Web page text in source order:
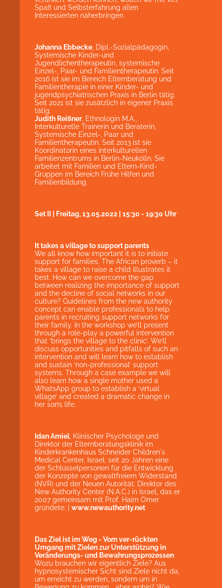
Spaß und Selbsterfahrung allen
Interessierten näherbringen.
Johanna Ebbecke, Dipl.-Sozialpädagogin,
Systemische Kinder-und
Jugendlichentherapeutin, systemische
Einzel-, Paar- und Familientherapeutin. Seit
2016 ist sie im Bereich Elternberatung und
Familientherapie in einer Kinder- und
jugendpsychiatrischen Praxis in Berlin tätig.
Seit 2021 ist sie zusätzlich in eigener Praxis
tätig.
Judith Reißner, Ethnologin M.A.,
Interkulturelle Trainerin und Beraterin,
Systemische Einzel-, Paar und
Familientherapeutin. Seit 2013 ist sie
Koordinatorin eines interkulturellen
Familienzentrums in Berlin-Neukölln. Sie
arbeitet mit Familien und Eltern-Kind-
Gruppen im Bereich Frühe Hilfen und
Familienbildung.
Set II | Freitag, 13.05.2022 | 15:30 - 19:30 Uhr
It takes a village to support parents
We all know how important it is to initiate
support for families. The African proverb – it
takes a village to raise a child illustrates it
best. How can we overcome the gap
between realizing the importance of support
and the decline of social networks in our
culture? Guidelines from the new authority
concept can enable professionals to help
parents in recruiting support networks for
their family. In the workshop we’ll present
through a role-play a powerful intervention
that ‘brings the village to the clinic’. We’ll
discuss opportunities and pitfalls of such an
intervention and will learn how to establish
and sustain ‘non-professional’ support
systems. Through a case example we will
also learn how a single mother used a
WhatsApp group to establish a ‘virtual
village’ and created a dramatic change in
her son’s life.
Idan Amiel, Klinischer Psychologe und
Direktor der Elternberatungsklinik im
Kinderkrankenhaus Schneider Children`s
Medical Center, Israel; seit 20 Jahren eine
der Schlüsselpersonen für die Entwicklung
der Konzepte von gewaltfreiem Widerstand
(NVR) und der Neuen Autorität; Direktor des
New Authority Center (N.A.C.) in Israel, das er
2007 gemeinsam mit Prof. Haim Omer
gründete. | www.newauthority.net
Das Ziel ist im Weg - Vom ver-rückten
Umgang mit Zielen zur Unterstützung in
Veränderungs- und Bewahrungsprozessen
Wozu brauchen wir eigentlich Ziele? Aus
hypnosystemischer Sicht sind Ziele nicht da,
um erreicht zu werden, sondern um in